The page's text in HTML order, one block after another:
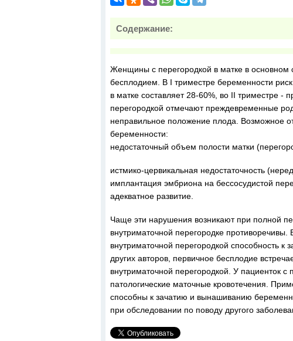
Содержание:
Женщины с перегородкой в матке в
бесплодием. В I триместре беременности
в матке составляет 28-60%, во II триместре -
перегородкой отмечают преждевременные
неправильное положение плода. Возможное
беременности:
недостаточный объем полости матки
истмико-цервикальная недостаточность
имплантация эмбриона на бессосудистой
адекватное развитие.
Чаще эти нарушения возникают при полной
внутриматочной перегородке
внутриматочной перегородкой способность
других авторов, первичное бесплодие
внутриматочной перегородкой. У пациенток
патологические маточные кровотечения.
способны к зачатию и вынашиванию
при обследовании по поводу другого